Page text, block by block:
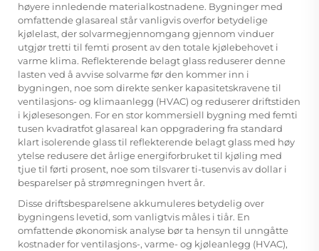
høyere innledende materialkostnadene. Bygninger med
omfattende glasareal står vanligvis overfor betydelige
kjølelast, der solvarmegjennomgang gjennom vinduer
utgjør tretti til femti prosent av den totale kjølebehovet i
varme klima. Reflekterende belagt glass reduserer denne
lasten ved å avvise solvarme før den kommer inn i
bygningen, noe som direkte senker kapasitetskravene til
ventilasjons- og klimaanlegg (HVAC) og reduserer driftstiden
i kjølesesongen. For en stor kommersiell bygning med femti
tusen kvadratfot glasareal kan oppgradering fra standard
klart isolerende glass til reflekterende belagt glass med høy
ytelse redusere det årlige energiforbruket til kjøling med
tjue til førti prosent, noe som tilsvarer ti-tusenvis av dollar i
besparelser på strømregningen hvert år.
Disse driftsbesparelsene akkumuleres betydelig over
bygningens levetid, som vanligtvis måles i tiår. En
omfattende økonomisk analyse bør ta hensyn til unngåtte
kostnader for ventilasjons-, varme- og kjøleanlegg (HVAC),